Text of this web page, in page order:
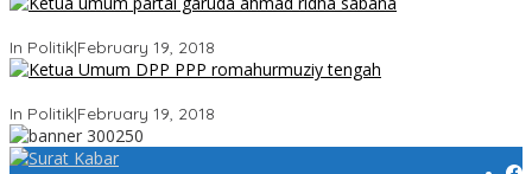
In Politik|February 19, 2018
In Politik|February 19, 2018